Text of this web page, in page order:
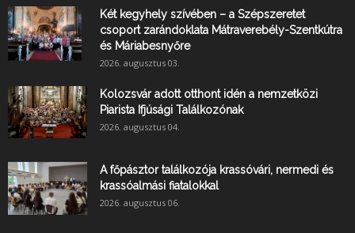
Két kegyhely szívében – a Szépszeretet
csoport zarándoklata Mátraverebély-Szentkútra
és Máriabesnyőre
2026. augusztus 03.
Kolozsvár adott otthont idén a nemzetközi
Piarista Ifjúsági Találkozónak
2026. augusztus 04.
A főpásztor találkozója krassóvári, nermedi és
krassóalmási fiatalokkal
2026. augusztus 06.